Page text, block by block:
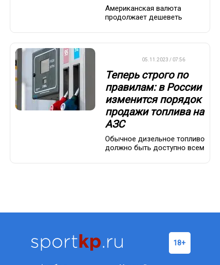
Американская валюта
продолжает дешеветь
05.11.2023 / 07:56
Теперь строго по
правилам: в России
изменится порядок
продажи топлива на
АЗС
Обычное дизельное топливо
должно быть доступно всем